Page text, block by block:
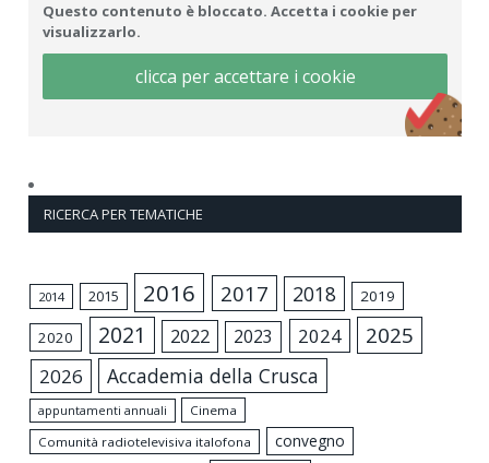
Questo contenuto è bloccato. Accetta i cookie per
visualizzarlo.
clicca per accettare i cookie
RICERCA PER TEMATICHE
2014 2015 2016 2017 2018 2019
2020 2021 2022 2023 2024 2025
2026 Accademia della Crusca
appuntamenti annuali
Cinema
Comunità radiotelevisiva italofona
convegno